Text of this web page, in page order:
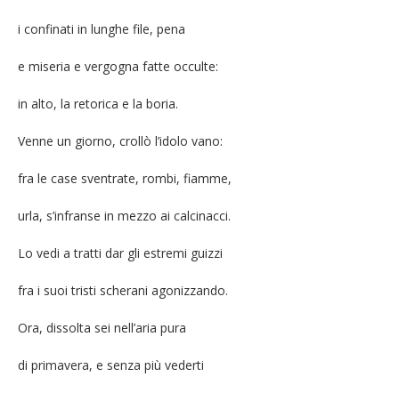
i confinati in lunghe file, pena
e miseria e vergogna fatte occulte:
in alto, la retorica e la boria.
Venne un giorno, crollò l’idolo vano:
fra le case sventrate, rombi, fiamme,
urla, s’infranse in mezzo ai calcinacci.
Lo vedi a tratti dar gli estremi guizzi
fra i suoi tristi scherani agonizzando.
Ora, dissolta sei nell’aria pura
di primavera, e senza più vederti